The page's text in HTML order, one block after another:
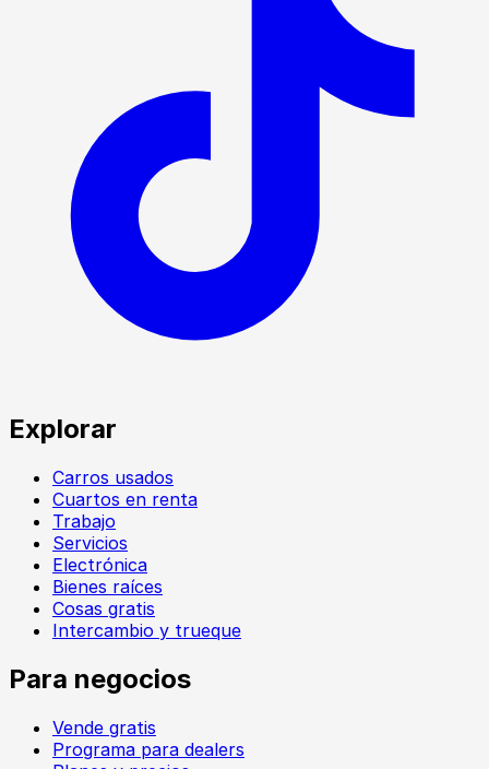
Explorar
Carros usados
Cuartos en renta
Trabajo
Servicios
Electrónica
Bienes raíces
Cosas gratis
Intercambio y trueque
Para negocios
Vende gratis
Programa para dealers